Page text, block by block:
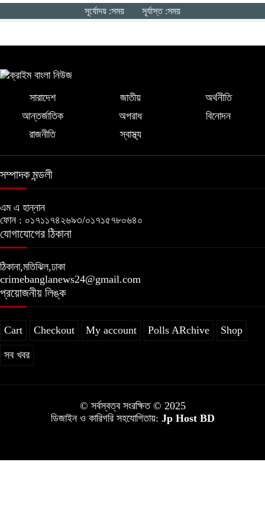
মনপুরায় গৃহবধূকে অস্ত্রের মুখে ধর্ষণের
অভিযোগ, থানায় মামলা ধর্ষক গ্রেফতার
সূর্যোদয় :সময়
সূর্যাস্ত :সময়
সারাদেশ জাতীয়
অর্থনীতি
আন্তর্জাতিক
অপরাধ
বিনোদন
রাজনীতি
স্বাস্থ্য
সম্পাদক মন্ডলী
এম এ হান্নান
ফোন : ০১৭১১৭৪২৬৯৩/০১৭১৫৭৮০৬৪০
যোগাযোগের ঠিকানা
ঠিকানা,মতিঝিল,ঢাকা
crimebanglanews24@gmail.com
প্রয়োজনীয় লিঙ্ক
Cart Checkout My account Polls ARchive Shop
সব খবর
© সর্বস্বত্ব সংরক্ষিত © 2025
ডিজাইন ও কারিগরি সহযোগিতায়: Jp Host BD